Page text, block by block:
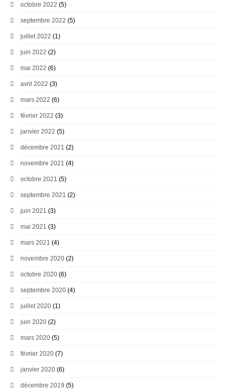
octobre 2022 (5)
septembre 2022 (5)
juillet 2022 (1)
juin 2022 (2)
mai 2022 (6)
avril 2022 (3)
mars 2022 (6)
février 2022 (3)
janvier 2022 (5)
décembre 2021 (2)
novembre 2021 (4)
octobre 2021 (5)
septembre 2021 (2)
juin 2021 (3)
mai 2021 (3)
mars 2021 (4)
novembre 2020 (2)
octobre 2020 (6)
septembre 2020 (4)
juillet 2020 (1)
juin 2020 (2)
mars 2020 (5)
février 2020 (7)
janvier 2020 (6)
décembre 2019 (5)